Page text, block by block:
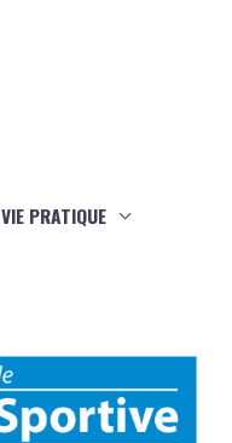
VIE PRATIQUE